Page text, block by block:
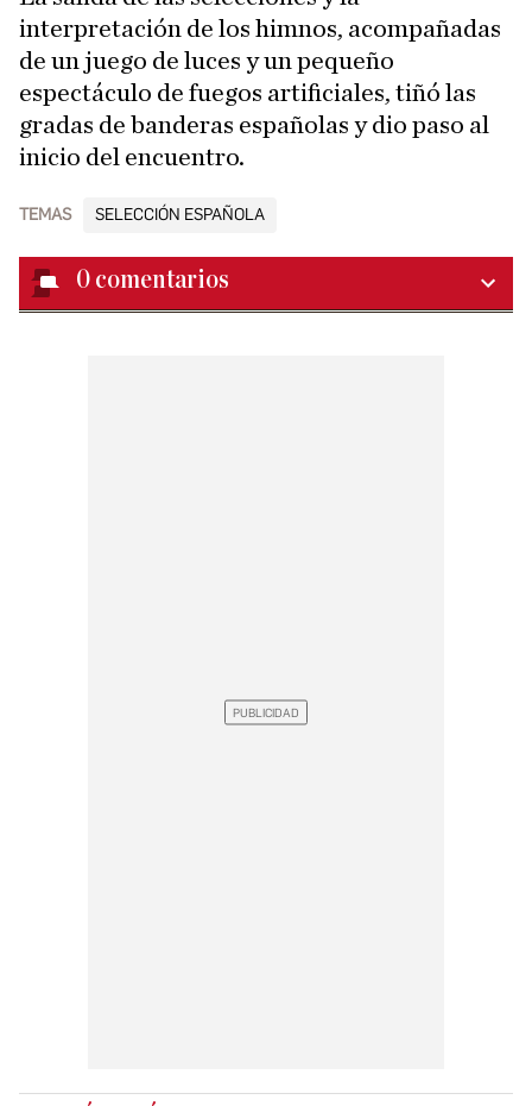
interpretación de los himnos, acompañadas
de un juego de luces y un pequeño
espectáculo de fuegos artificiales, tiñó las
gradas de banderas españolas y dio paso al
inicio del encuentro.
TEMAS SELECCIÓN ESPAÑOLA
0 comentarios